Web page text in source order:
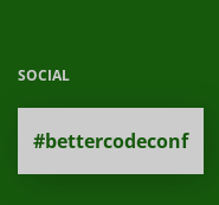
SOCIAL
#bettercodeconf